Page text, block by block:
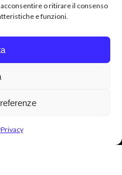
o ritirare il consenso
e funzioni.
Privacy
/ C.F: 07311000157 -
BY OFFICINAIDEE